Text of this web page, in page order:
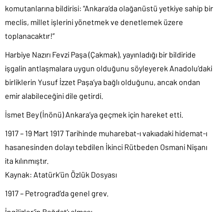
komutanlarına bildirisi: “Ankara’da olağanüstü yetkiye sahip bir
meclis, millet işlerini yönetmek ve denetlemek üzere
toplanacaktır!”
Harbiye Nazırı Fevzi Paşa (Çakmak), yayınladığı bir bildiride
işgalin antlaşmalara uygun olduğunu söyleyerek Anadolu’daki
birliklerin Yusuf İzzet Paşa’ya bağlı olduğunu, ancak ondan
emir alabileceğini dile getirdi.
İsmet Bey (İnönü) Ankara’ya geçmek için hareket etti.
1917 – 19 Mart 1917 Tarihinde muharebat-ı vakıadaki hidemat-ı
hasanesinden dolayı tebdilen İkinci Rütbeden Osmani Nişanı
ita kılınmıştır.
Kaynak: Atatürk’ün Özlük Dosyası
1917 – Petrograd’da genel grev.